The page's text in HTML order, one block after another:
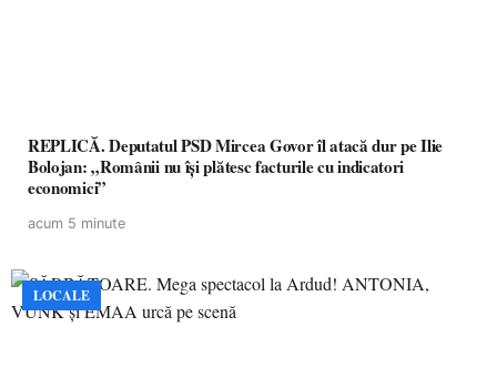
REPLICĂ. Deputatul PSD Mircea Govor îl atacă dur pe Ilie
Bolojan: „Românii nu își plătesc facturile cu indicatori
economici”
acum 5 minute
LOCALE